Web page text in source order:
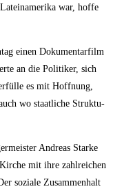
war, hof­fe
einen Doku­men­tar­film
an die Poli­ti­ker, sich
es mit Hoff­nung,
wo staat­li­che Struk­tu­
Andre­as Star­ke
mit ihre zahl­rei­chen
sozia­le Zusam­men­halt